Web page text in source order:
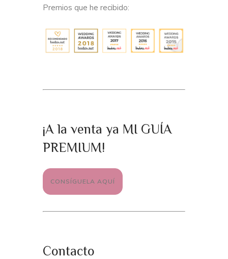
Premios que he recibido:
¡A la venta ya MI GUÍA
PREMIUM!
CONSÍGUELA AQUÍ
Contacto